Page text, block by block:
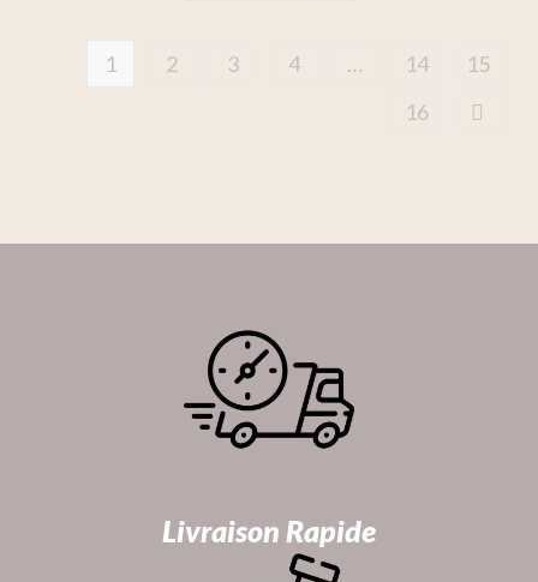
1 2 3 4 … 14
15
16
Livraison Rapide